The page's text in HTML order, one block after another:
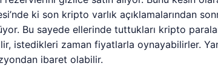
ki son kripto varlık açıklamalarından
Bu sayede ellerinde tuttukları kripto
istedikleri zaman fiyatlarla oynayabilirler.
ibaret olabilir.